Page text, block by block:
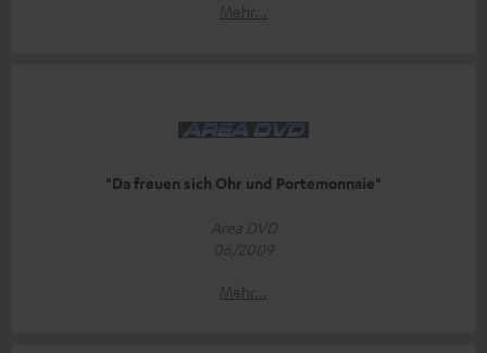
Mehr...
"Da freuen sich Ohr und Portemonnaie"
Area DVD
06/2009
Mehr...